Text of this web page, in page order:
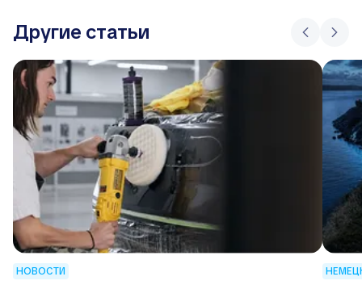
Другие статьи
НОВОСТИ